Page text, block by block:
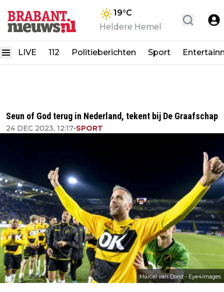
19°C
Heldere Hemel
LIVE 112 Politieberichten Sport
Seun of God terug in Nederland, tekent bij De Graafschap
24 DEC 2023, 12:17•SPORT
Marcel van Dorst - Eye4images